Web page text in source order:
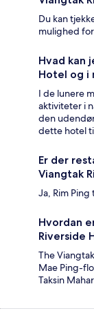
Du kan
mulighed
Hvad kan
Hotel og i
I de lunere
aktiviteter i
den
dette hotel
Er der
Viangtak
Ja, Rim
Hvordan
Riverside
The
Mae Ping-
Taksin